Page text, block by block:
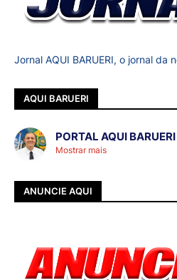
Jornal AQUI BARUERI, o jornal da
AQUI BARUERI
PORTAL AQUI BARUERI
Mostrar mais
ANUNCIE AQUI